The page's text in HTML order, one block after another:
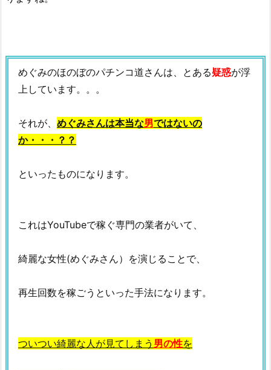
めぐみのほのぼのパチンコ道さんは、とある疑惑が浮
上しています。。。
それが、 めぐみさんは本当な男ではないの
か・・・？？
といったものになります。
これはYouTubeで稼ぐ専門の業者がいて、
綺麗な女性(めぐみさん）を演じることで、
再生回数を稼ごうといった手法になります。
ついつい綺麗な人が見てしまう 男の性を